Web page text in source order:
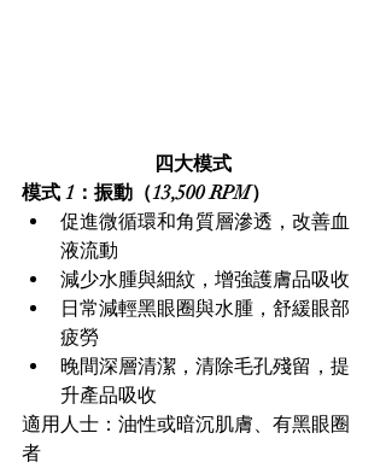
四大模式
模式 1：振動（13,500 RPM）
促進微循環和角質層滲透，改善血
液流動
減少水腫與細紋，增強護膚品吸收
日常減輕黑眼圈與水腫，舒緩眼部
疲勞
晚間深層清潔，清除毛孔殘留，提
升產品吸收
適用人士：油性或暗沉肌膚、有黑眼圈
者